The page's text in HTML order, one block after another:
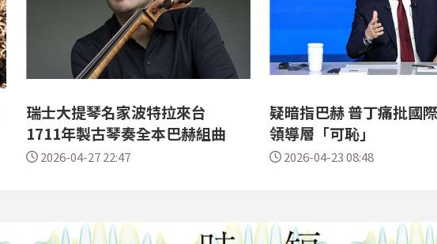
瑞士大提琴名家波特拉來台
1711年製古琴奏全本巴赫組曲
2026-04-27 22:47
疑暗指巴赫 普丁痛批國
領導層「可恥」
2026-04-23 08:48